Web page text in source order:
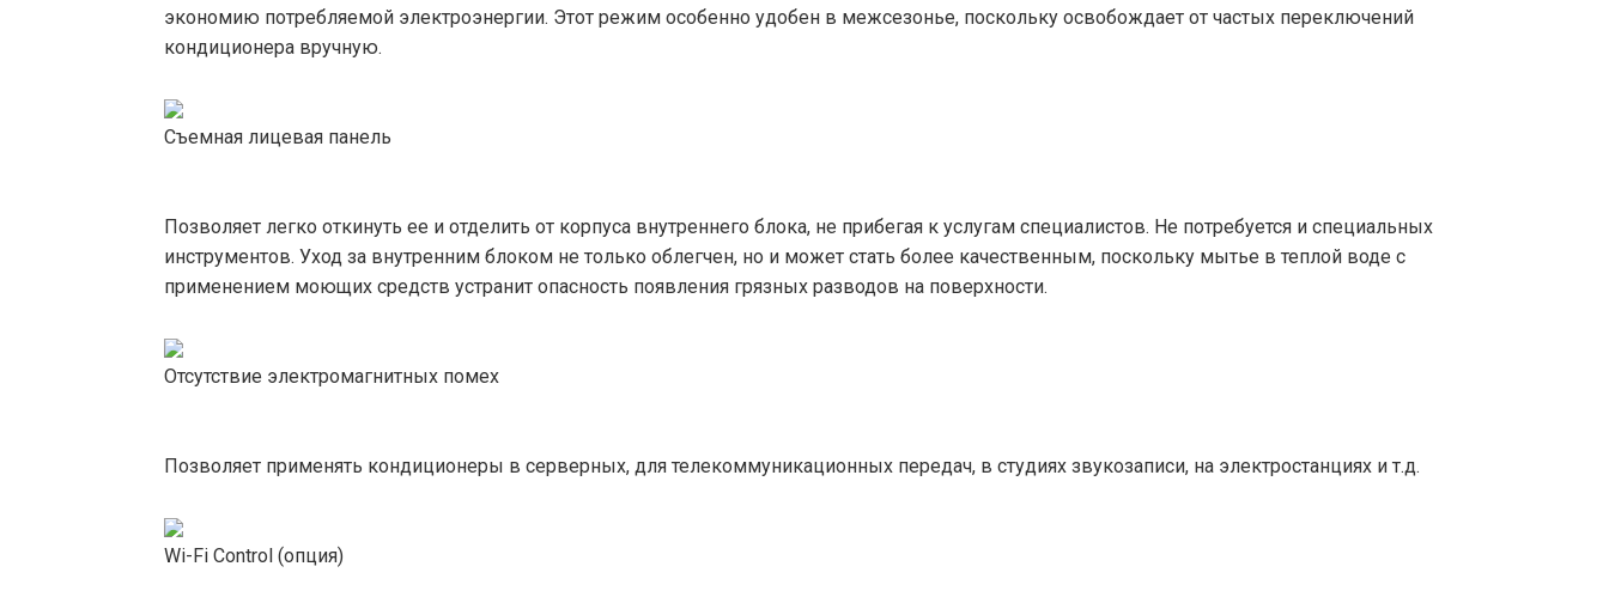
экономию потребляемой электроэнергии. Этот режим особенно удобен в межсезонье, поскольку освобождает от частых переключений
кондиционера вручную.
Съемная лицевая панель
Позволяет легко откинуть ее и отделить от корпуса внутреннего блока, не прибегая к услугам специалистов. Не потребуется и специальных
инструментов. Уход за внутренним блоком не только облегчен, но и может стать более качественным, поскольку мытье в теплой воде с
применением моющих средств устранит опасность появления грязных разводов на поверхности.
Отсутствие электромагнитных помех
Позволяет применять кондиционеры в серверных, для телекоммуникационных передач, в студиях звукозаписи, на электростанциях и т.д.
Wi-Fi Control (опция)